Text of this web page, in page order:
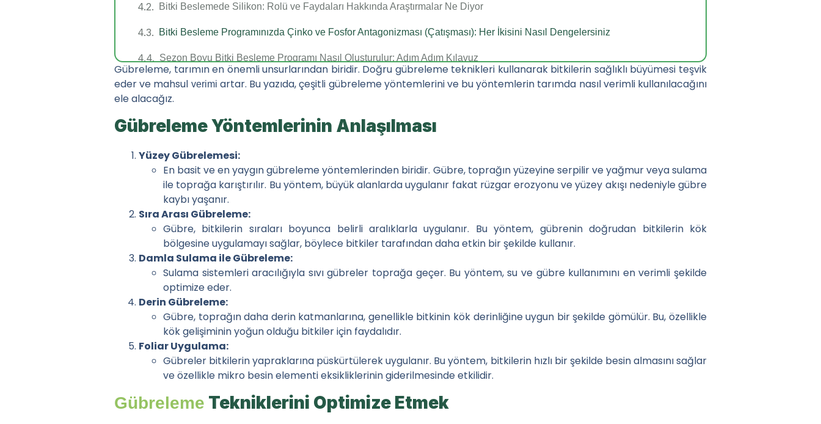
Bitki Beslemede Silikon: Rolü ve Faydaları Hakkında Araştırmalar Ne Diyor
Bitki Besleme Programınızda Çinko ve Fosfor Antagonizması (Çatışması): Her İkisini Nasıl Dengelersiniz
Sezon Boyu Bitki Besleme Programı Nasıl Oluşturulur: Adım Adım Kılavuz
Hızlı Menü
Bayi Raporlama Sistemlerinin İş Zekâsı ile Entegrasyonu
Bayiler için Pazar Araştırması ve Pazarlama Stratejileri
Sıvı Gübrelerin Bitki Büyümesine Katkıları
İletişim
Gübreleme, tarımın en önemli unsurlarından biridir. Doğru gübreleme teknikleri kullanarak bitkilerin sağlıklı büyümesi teşvik
eder ve mahsul verimi artar. Bu yazıda, çeşitli gübreleme yöntemlerini ve bu yöntemlerin tarımda nasıl verimli kullanılacağını
ele alacağız.
Gübreleme Yöntemlerinin Anlaşılması
Yüzey Gübrelemesi:
En basit ve en yaygın gübreleme yöntemlerinden biridir. Gübre, toprağın yüzeyine serpilir ve yağmur veya sulama
ile toprağa karıştırılır. Bu yöntem, büyük alanlarda uygulanır fakat rüzgar erozyonu ve yüzey akışı nedeniyle gübre
kaybı yaşanır.
Sıra Arası Gübreleme:
Gübre, bitkilerin sıraları boyunca belirli aralıklarla uygulanır. Bu yöntem, gübrenin doğrudan bitkilerin kök
bölgesine uygulamayı sağlar, böylece bitkiler tarafından daha etkin bir şekilde kullanır.
Damla Sulama ile Gübreleme:
Sulama sistemleri aracılığıyla sıvı gübreler toprağa geçer. Bu yöntem, su ve gübre kullanımını en verimli şekilde
optimize eder.
Derin Gübreleme:
Gübre, toprağın daha derin katmanlarına, genellikle bitkinin kök derinliğine uygun bir şekilde gömülür. Bu, özellikle
kök gelişiminin yoğun olduğu bitkiler için faydalıdır.
Foliar Uygulama:
Gübreler bitkilerin yapraklarına püskürtülerek uygulanır. Bu yöntem, bitkilerin hızlı bir şekilde besin almasını sağlar
ve özellikle mikro besin elementi eksikliklerinin giderilmesinde etkilidir.
Gübreleme Tekniklerini Optimize Etmek